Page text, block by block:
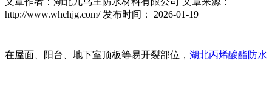
http://www.whchjg.com/ 发布时间： 2026-01-19
在屋面、阳台、地下室顶板等易开裂部位， 湖北丙烯酸酯防水